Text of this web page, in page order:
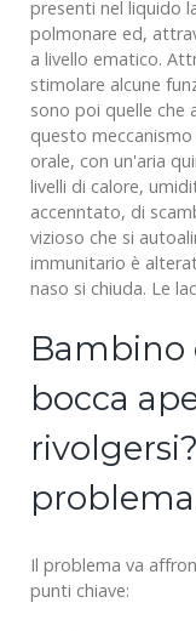
presenti nel liquido
polmonare ed,
a livello ematico.
stimolare alcune
sono poi quelle che
questo
orale, con un'aria
livelli di calore,
accenntato, di
vizioso che si
immunitario è
naso si chiuda. Le
Bambino
bocca
Il problema va
punti chiave: